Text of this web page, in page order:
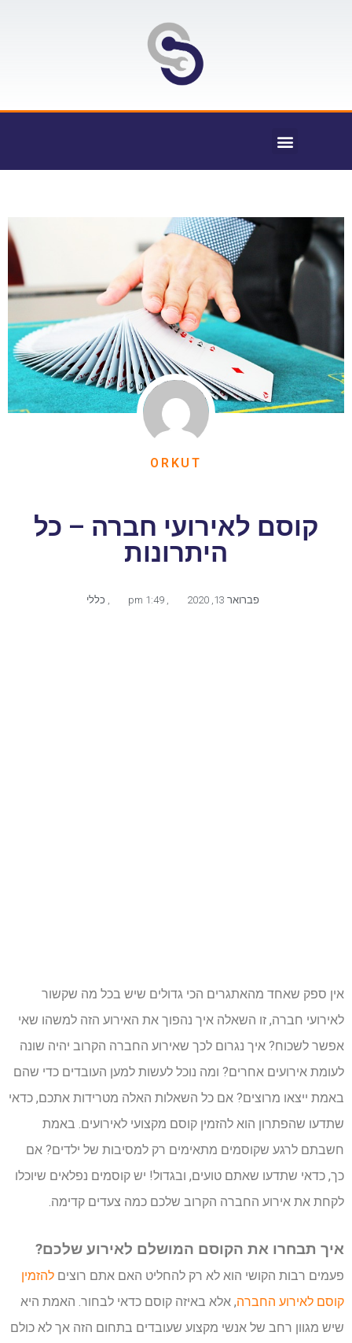
ORKUT
קוסם לאירועי חברה – כל
היתרונות
פברואר 13, 2020 כללי
אין ספק שאחד מהאתגרים הכי גדולים שיש בכל מה שקשור
לאירועי חברה, זו השאלה איך נהפוך את האירוע הזה למשהו שאי
אפשר לשכוח? איך נגרום לכך שאירוע החברה הקרוב יהיה שונה
לעומת אירועים אחרים? ומה נוכל לעשות למען העובדים כדי שהם
באמת ייצאו מרוצים? אם כל השאלות האלה מטרידות אתכם, כדאי
שתדעו שהפתרון הוא להזמין קוסם מקצועי לאירועים. באמת
חשבתם לרגע שקוסמים מתאימים רק למסיבות של ילדים? אם
כך, כדאי שתדעו שאתם טועים, ובגדול! יש קוסמים נפלאים שיוכלו
לקחת את אירוע החברה הקרוב שלכם כמה צעדים קדימה.
איך תבחרו את הקוסם המושלם לאירוע שלכם?
פעמים רבות הקושי הוא לא רק להחליט האם אתם רוצים להזמין
קוסם לאירוע החברה, אלא באיזה קוסם כדאי לבחור. האמת היא
שיש מגוון רחב של אנשי מקצוע שעובדים בתחום הזה אך לא כולם